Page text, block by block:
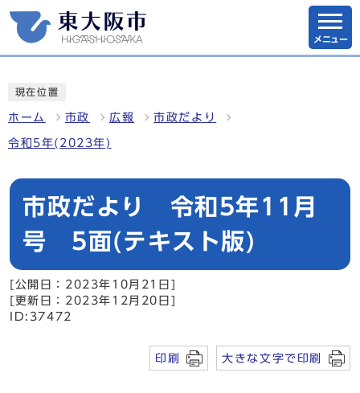
メニュー
現在位置
ホーム 市政 広報 市政だより
令和5年(2023年)
市政だより 令和5年11月
号 5面(テキスト版)
[公開日：2023年10月21日]
[更新日：2023年12月20日]
ID:37472
印刷 大きな文字で印刷